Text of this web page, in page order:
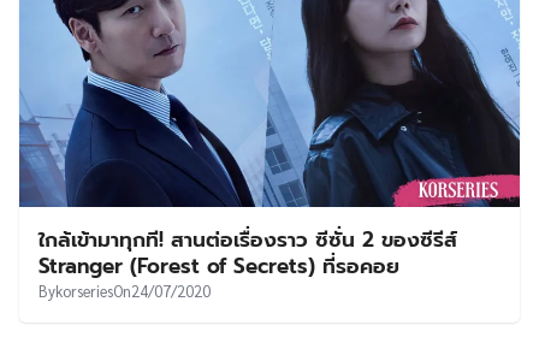
ใกล้เข้ามาทุกที! สานต่อเรื่องราว ซีซั่น 2 ของซีรีส์
Stranger (Forest of Secrets) ที่รอคอย
BykorseriesOn24/07/2020